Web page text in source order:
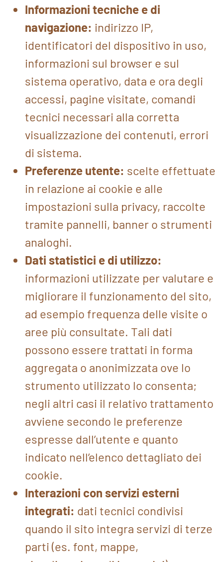
Informazioni tecniche e di
navigazione: indirizzo IP,
identificatori del dispositivo in uso,
informazioni sul browser e sul
sistema operativo, data e ora degli
accessi, pagine visitate, comandi
tecnici necessari alla corretta
visualizzazione dei contenuti, errori
di sistema.
Preferenze utente: scelte effettuate
in relazione ai cookie e alle
impostazioni sulla privacy, raccolte
tramite pannelli, banner o strumenti
analoghi.
Dati statistici e di utilizzo:
informazioni utilizzate per valutare e
migliorare il funzionamento del sito,
ad esempio frequenza delle visite o
aree più consultate. Tali dati
possono essere trattati in forma
aggregata o anonimizzata ove lo
strumento utilizzato lo consenta;
negli altri casi il relativo trattamento
avviene secondo le preferenze
espresse dall’utente e quanto
indicato nell’elenco dettagliato dei
cookie.
Interazioni con servizi esterni
integrati: dati tecnici condivisi
quando il sito integra servizi di terze
parti (es. font, mappe,